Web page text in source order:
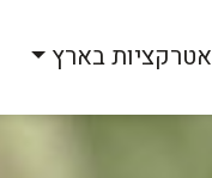
אטרקציות בארץ